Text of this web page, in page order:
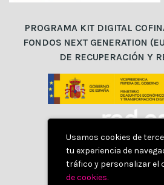
PROGRAMA KIT DIGITAL
FONDOS NEXT GENERATION
DE RECUPERACIÓN Y
Usamos cookies de
tu experiencia de
tráfico y personalizar el
de cookies.